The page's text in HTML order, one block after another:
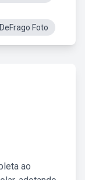
Foto
ao